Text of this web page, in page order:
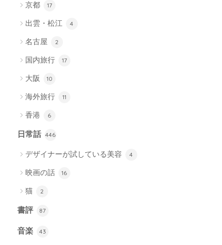
京都 17
出雲・松江 4
名古屋 2
国内旅行 17
大阪 10
海外旅行 11
香港 6
日常話 446
デザイナーが試している美容 4
映画の話 16
猫 2
書評 87
音楽 43